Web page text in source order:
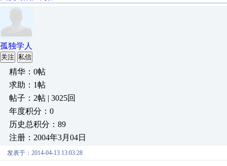
孤独学人
关注 私信
精华：0帖
求助：1帖
帖子：2帖 | 3025回
年度积分：0
历史总积分：89
注册：2004年3月04日
发表于：2014-04-13 13:03:28